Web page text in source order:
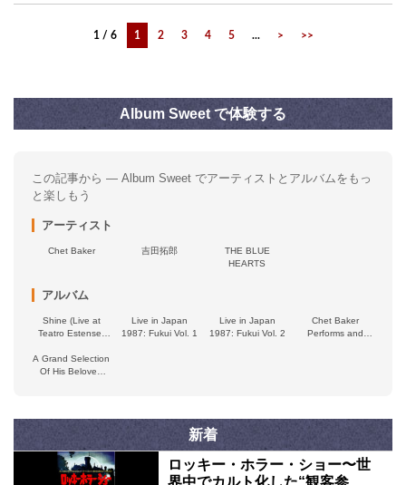
1 / 6 1 2 3 4 5 ... > >>
Album Sweet で体験する
この記事から — Album Sweet でアーティストとアルバムをもっ
と楽しもう
アーティスト
Chet Baker 吉田拓郎
THE BLUE
HEARTS
アルバム
Shine (Live at
Teatro Estense,
Live in Japan
1987: Fukui Vol. 1
Live in Japan
1987: Fukui Vol. 2
Chet Baker
Performs and
A Grand Selection
Of His Beloved
新着
ロッキー・ホラー・ショー〜世
界中でカルト化した“観客参